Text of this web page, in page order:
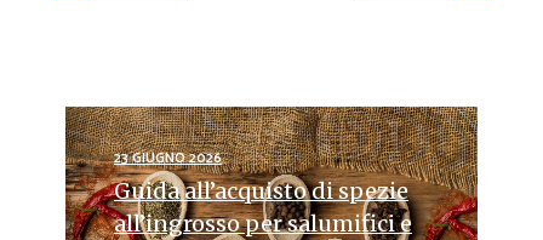
23 GIUGNO 2026
Guida all’acquisto di spezie
all’ingrosso per salumifici e